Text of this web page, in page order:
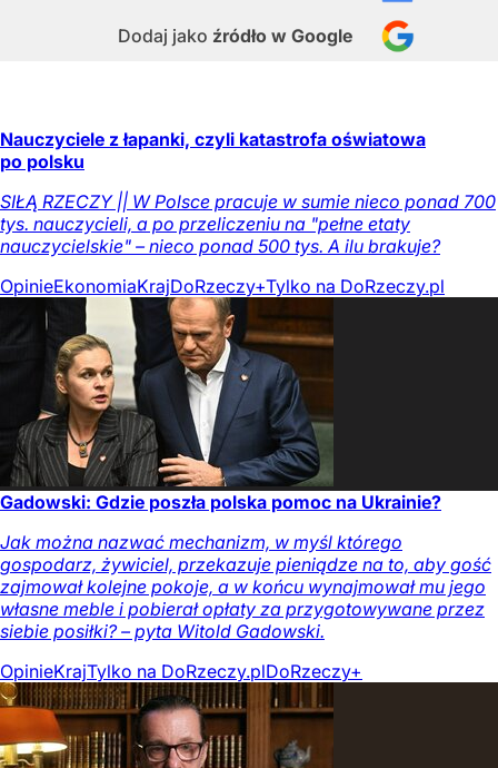
Dodaj jako źródło w Google
Nauczyciele z łapanki, czyli katastrofa oświatowa
po polsku
SIŁĄ RZECZY || W Polsce pracuje w sumie nieco ponad 700
tys. nauczycieli, a po przeliczeniu na "pełne etaty
nauczycielskie" – nieco ponad 500 tys. A ilu brakuje?
OpinieEkonomiaKrajDoRzeczy+Tylko na DoRzeczy.pl
Gadowski: Gdzie poszła polska pomoc na Ukrainie?
Jak można nazwać mechanizm, w myśl którego
gospodarz, żywiciel, przekazuje pieniądze na to, aby gość
zajmował kolejne pokoje, a w końcu wynajmował mu jego
własne meble i pobierał opłaty za przygotowywane przez
siebie posiłki? – pyta Witold Gadowski.
OpinieKrajTylko na DoRzeczy.plDoRzeczy+